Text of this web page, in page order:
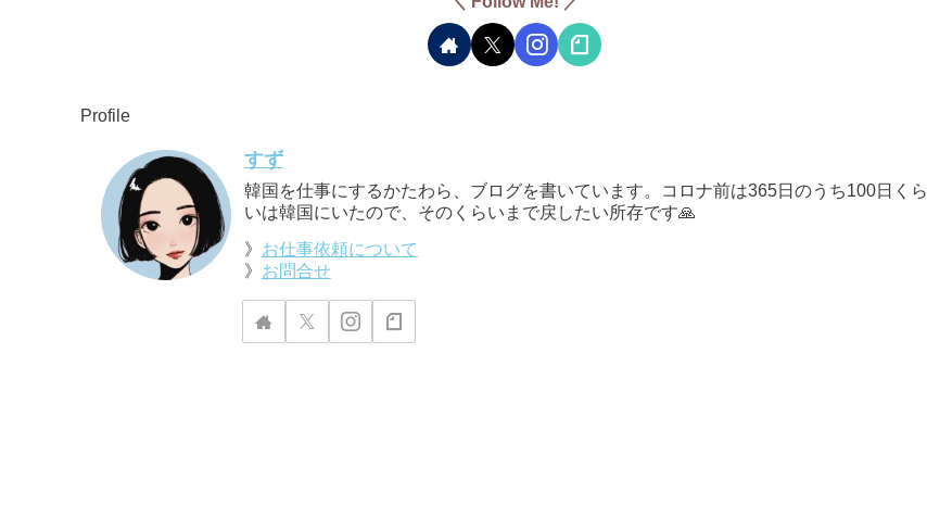
Profile
すず
韓国を仕事にするかたわら、ブログを書いています。コロナ前は365日のうち100日くら
いは韓国にいたので、そのくらいまで戻したい所存です🙏
》 お仕事依頼について
》 お問合せ